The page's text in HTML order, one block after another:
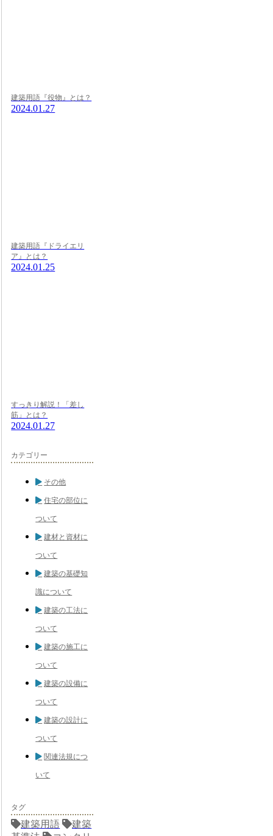
建築用語『役物』とは？
2024.01.27
建築用語『ドライエリ
ア』とは？
2024.01.25
すっきり解説！「差し
筋」とは？
2024.01.27
カテゴリー
その他
住宅の部位に
ついて
建材と資材に
ついて
建築の基礎知
識について
建築の工法に
ついて
建築の施工に
ついて
建築の設備に
ついて
建築の設計に
ついて
関連法規につ
いて
タグ
建築用語
建築